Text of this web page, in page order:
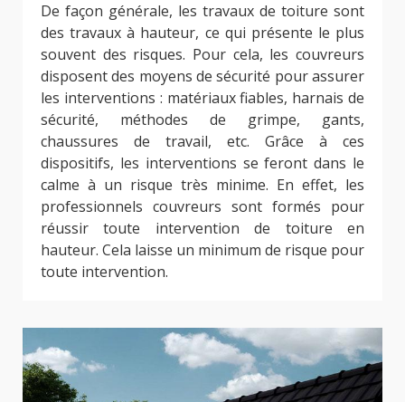
De façon générale, les travaux de toiture sont
des travaux à hauteur, ce qui présente le plus
souvent des risques. Pour cela, les couvreurs
disposent des moyens de sécurité pour assurer
les interventions : matériaux fiables, harnais de
sécurité, méthodes de grimpe, gants,
chaussures de travail, etc. Grâce à ces
dispositifs, les interventions se feront dans le
calme à un risque très minime. En effet, les
professionnels couvreurs sont formés pour
réussir toute intervention de toiture en
hauteur. Cela laisse un minimum de risque pour
toute intervention.